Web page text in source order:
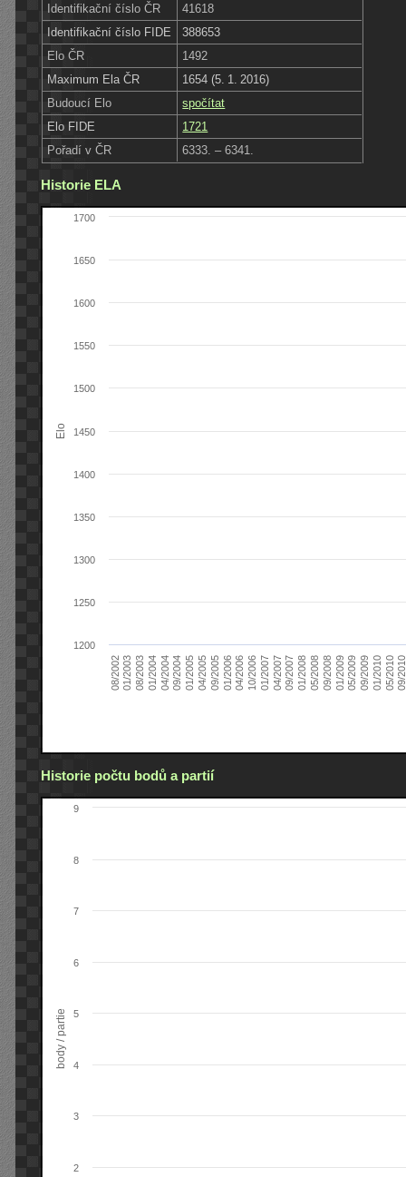
Identifikační číslo ČR
41618
Identifikační číslo FIDE
388653
Elo ČR
1492
Maximum Ela ČR
1654 (5. 1. 2016)
Budoucí Elo
spočítat
Elo FIDE
1721
Pořadí v ČR
6333. – 6341.
Historie ELA
Elo
08/200201/200308/200301/200404/200409/200401/200504/200509/200501/200604/200610/200601/200704/200709/200701/200805/200809/200801/200905/200909/200901/201005/201009/
1200
1250
1300
1350
1400
1450
1500
1550
1600
1650
1700
Historie počtu bodů a partií
body / partie
2
3
4
5
6
7
8
9